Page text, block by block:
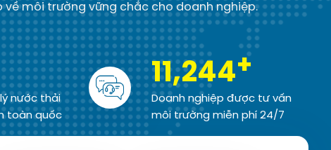
về môi trường vững chắc cho doanh nghiệp.
nước thải
toàn quốc
11,245+
Doanh nghiệp được tư vấn
môi trường miễn phí 24/7